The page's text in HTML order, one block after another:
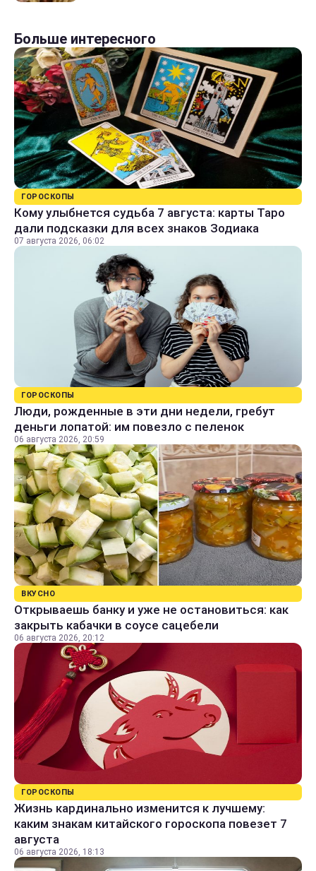
Больше интересного
ГОРОСКОПЫ
Кому улыбнется судьба 7 августа: карты Таро
дали подсказки для всех знаков Зодиака
07 августа 2026, 06:02
ГОРОСКОПЫ
Люди, рожденные в эти дни недели, гребут
деньги лопатой: им повезло с пеленок
06 августа 2026, 20:59
ВКУСНО
Открываешь банку и уже не остановиться: как
закрыть кабачки в соусе сацебели
06 августа 2026, 20:12
ГОРОСКОПЫ
Жизнь кардинально изменится к лучшему:
каким знакам китайского гороскопа повезет 7
августа
06 августа 2026, 18:13